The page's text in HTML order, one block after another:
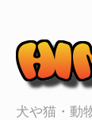
犬や猫・動